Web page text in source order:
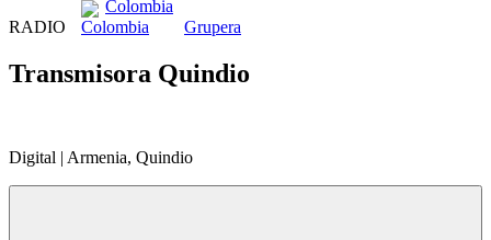
RADIO
Colombia
Grupera
Transmisora Quindio
Digital | Armenia, Quindio